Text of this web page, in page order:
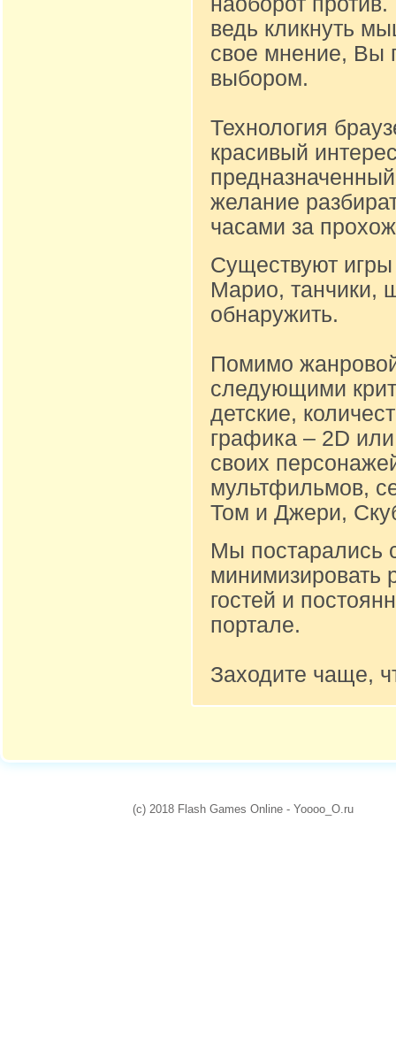
ведь кликнуть
свое мнение, Вы
выбором.
Технология
красивый
желание
часами за
Существуют игры
Марио, танчики,
обнаружить.
Помимо
следующими
детские,
графика – 2D
своих
мультфильмов,
Том и Джери,
Мы постарались
минимизировать
гостей и
портале.
Заходите чаще,
(c) 2018 Flash Games Online - Yoooo_O.ru